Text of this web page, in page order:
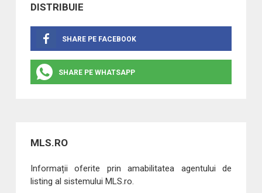
DISTRIBUIE
SHARE PE FACEBOOK
SHARE PE WHATSAPP
MLS.RO
Informații oferite prin amabilitatea agentului de
listing al sistemului MLS.ro.